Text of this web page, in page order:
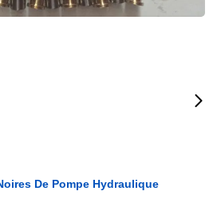
De Pompe Hydraulique